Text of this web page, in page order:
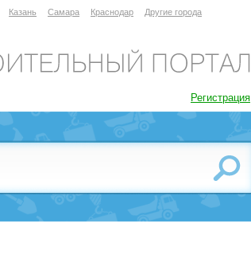
Казань Самара Краснодар Другие города
Регистрация